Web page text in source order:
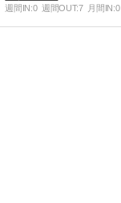
週間IN:0 週間OUT:7 月間IN:0